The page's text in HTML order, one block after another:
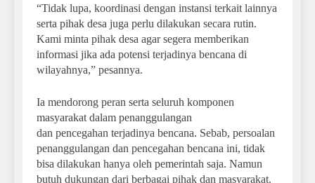
“Tidak lupa, koordinasi dengan instansi terkait lainnya
serta pihak desa juga perlu dilakukan secara rutin.
Kami minta pihak desa agar segera memberikan
informasi jika ada potensi terjadinya bencana di
wilayahnya,” pesannya.
Ia mendorong peran serta seluruh komponen
masyarakat dalam penanggulangan
dan pencegahan terjadinya bencana. Sebab, persoalan
penanggulangan dan pencegahan bencana ini, tidak
bisa dilakukan hanya oleh pemerintah saja. Namun
butuh dukungan dari berbagai pihak dan masyarakat.